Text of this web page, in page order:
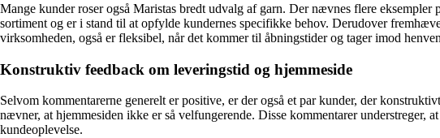
Mange kunder roser også Maristas bredt udvalg af garn. Der nævnes flere
sortiment og er i stand til at opfylde kundernes specifikke behov. Derudover
virksomheden, også er fleksibel, når det kommer til åbningstider og tager imod
Konstruktiv feedback om leveringstid og hjemmeside
Selvom kommentarerne generelt er positive, er der også et par kunder, der
nævner, at hjemmesiden ikke er så velfungerende. Disse kommentarer
kundeoplevelse.